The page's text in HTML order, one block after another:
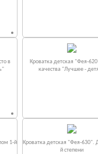
в
Кроватка детская "Фея-
качества "Лучшее -
1-й
Кроватка детская "Фея-630".
й степени